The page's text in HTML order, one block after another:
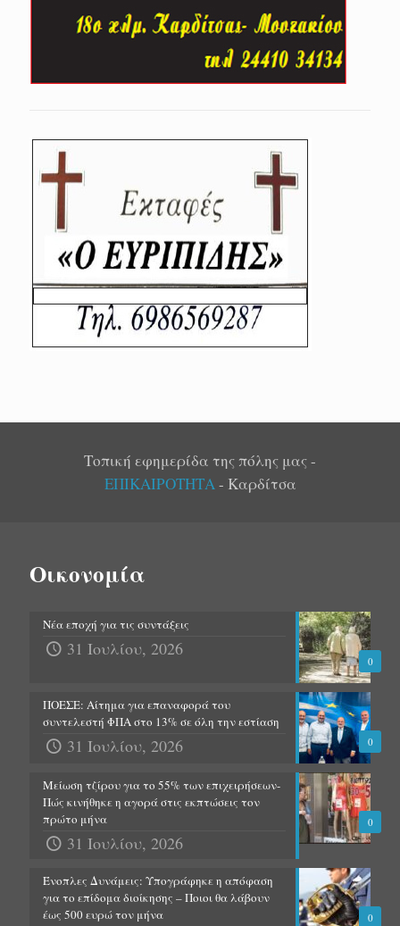
Τοπική εφημερίδα της πόλης μας -
ΕΠΙΚΑΙΡΟΤΗΤΑ- Καρδίτσα
Οικονομία
0
Νέα εποχή για τις συντάξεις
31 Ιουλίου, 2026
0
ΠΟΕΣΕ: Αίτημα για επαναφορά του
συντελεστή ΦΠΑ στο 13% σε όλη την εστίαση
31 Ιουλίου, 2026
0
Μείωση τζίρου για το 55% των επιχειρήσεων-
Πώς κινήθηκε η αγορά στις εκπτώσεις τον
πρώτο μήνα
31 Ιουλίου, 2026
0
Ένοπλες Δυνάμεις: Υπογράφηκε η απόφαση
για το επίδομα διοίκησης – Ποιοι θα λάβουν
έως 500 ευρώ τον μήνα